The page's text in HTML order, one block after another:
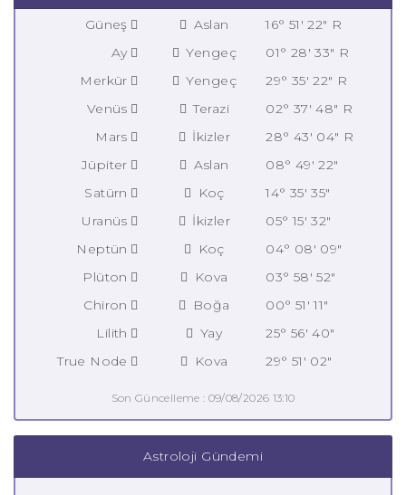
Güneş Aslan
16° 51' 22" R
Ay
Yengeç
01° 28' 33" R
Merkür
Yengeç
29° 35' 22" R
Venüs
Terazi
02° 37' 48" R
Mars
İkizler
28° 43' 04" R
Jüpiter
Aslan
08° 49' 22"
Satürn
Koç
14° 35' 35"
Uranüs
İkizler
05° 15' 32"
Neptün
Koç
04° 08' 09"
Plüton
Kova
03° 58' 52"
Chiron
Boğa
00° 51' 11"
Lilith
Yay
25° 56' 40"
True Node
Kova 29° 51' 02"
Son Güncelleme : 09/08/2026 13:10
Astroloji Gündemi